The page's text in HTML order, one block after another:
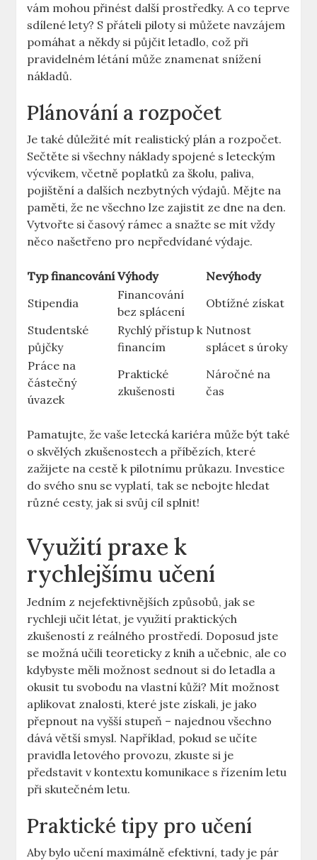
vám mohou přinést další ​prostředky. A‍ co teprve
sdílené lety? S přáteli piloty si můžete navzájem
pomáhat⁣ a někdy si půjčit letadlo, ⁣což při
pravidelném létání může znamenat snížení
nákladů.
Plánování a ‍rozpočet
Je⁤ také důležité mít ⁢realistický plán ⁢a ‌rozpočet.
Sečtěte si všechny náklady spojené s leteckým
výcvikem, včetně poplatků za školu, paliva,
pojištění a⁣ dalších nezbytných​ výdajů. Mějte ⁤na
paměti, že ne ⁤všechno lze zajistit ze dne na den.
Vytvořte si časový rámec ⁤a snažte se mít ‌vždy
‌něco našetřeno ⁤pro⁢ nepředvídané ⁣výdaje.
Typ financování Výhody
Nevýhody
Stipendia
Financování⁤
bez splácení
Obtížné získat
Studentské
půjčky
Rychlý ⁤přístup k
financím
Nutnost
splácet s ‌úroky
Práce na
‍částečný
úvazek
Praktické
⁢zkušenosti
Náročné na
čas
Pamatujte, že vaše letecká kariéra může být také​
o skvělých zkušenostech a příbězích, které
zažijete na cestě k​ pilotnímu průkazu. Investice
do⁤ svého snu se vyplatí, tak ⁢se nebojte hledat
různé cesty,⁤ jak si svůj cíl splnit!
Využití praxe k
rychlejšímu učení
Jedním z nejefektivnějších způsobů, jak se⁢
rychleji učit létat, je využití praktických
‌zkušeností z reálného prostředí. Doposud jste
se⁣ možná učili teoreticky z knih ​a učebnic, ale co
kdybyste měli možnost ⁢sednout si do letadla a
okusit tu svobodu na vlastní kůži? ‌Mít možnost
aplikovat znalosti, které jste získali, je jako
přepnout na vyšší stupeň –⁣ najednou všechno
dává ⁤větší smysl. Například, pokud se ‌učíte
pravidla letového provozu, zkuste si je
představit v kontextu ⁤komunikace s řízením letu
při skutečném letu.
Praktické tipy pro učení
Aby ‌bylo‌ učení maximálně efektivní, tady ⁢je ‌pár